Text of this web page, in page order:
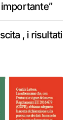
, i risultati